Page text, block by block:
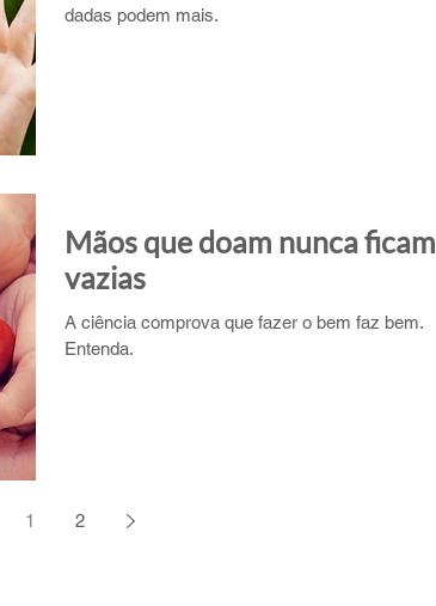
dadas podem mais.
Mãos que doam nunca ficam
vazias
A ciência comprova que fazer o bem faz bem.
Entenda.
1 2